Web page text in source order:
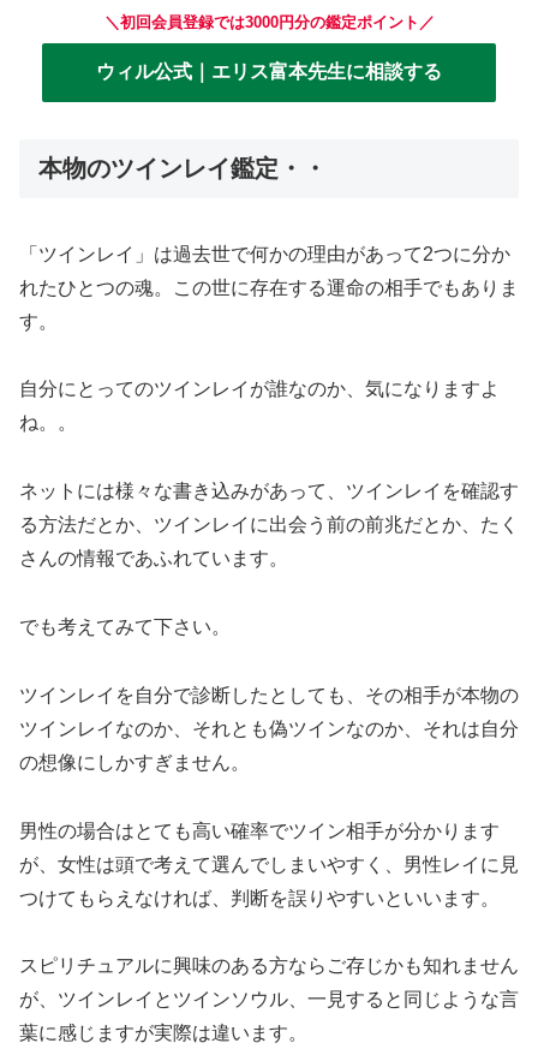
＼初回会員登録では3000円分の鑑定ポイント／
ウィル公式｜エリス富本先生に相談する
本物のツインレイ鑑定・・
「ツインレイ」は過去世で何かの理由があって2つに分か
れたひとつの魂。この世に存在する運命の相手でもありま
す。
自分にとってのツインレイが誰なのか、気になりますよ
ね。。
ネットには様々な書き込みがあって、ツインレイを確認す
る方法だとか、ツインレイに出会う前の前兆だとか、たく
さんの情報であふれています。
でも考えてみて下さい。
ツインレイを自分で診断したとしても、その相手が本物の
ツインレイなのか、それとも偽ツインなのか、それは自分
の想像にしかすぎません。
男性の場合はとても高い確率でツイン相手が分かります
が、女性は頭で考えて選んでしまいやすく、男性レイに見
つけてもらえなければ、判断を誤りやすいといいます。
スピリチュアルに興味のある方ならご存じかも知れません
が、ツインレイとツインソウル、一見すると同じような言
葉に感じますが実際は違います。